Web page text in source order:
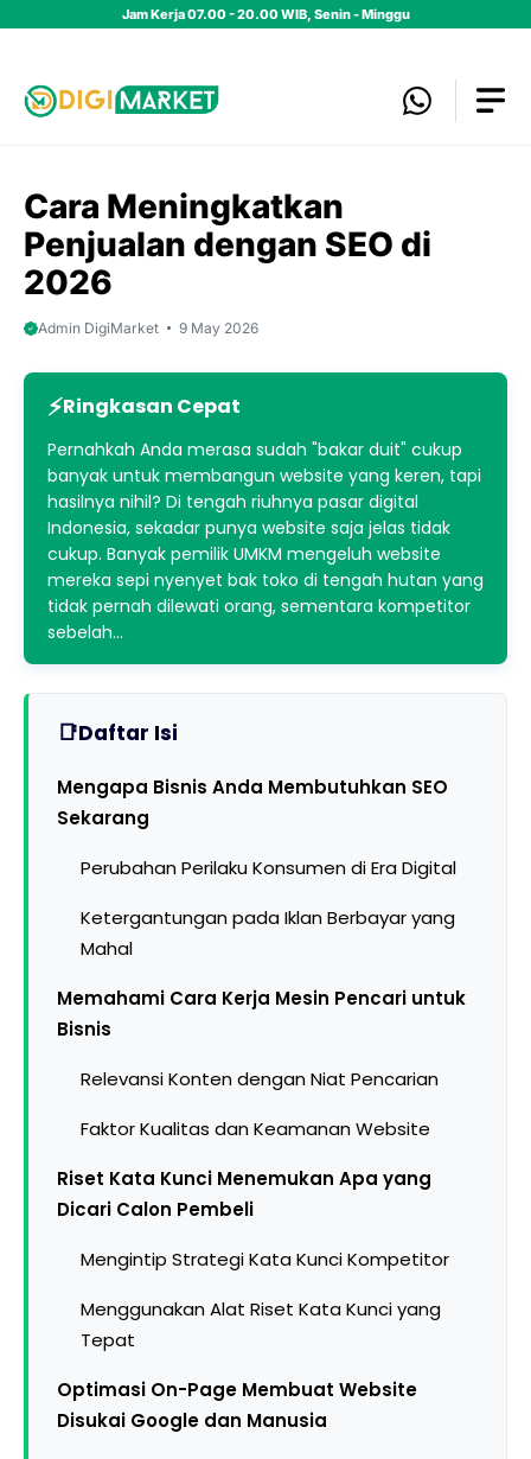
Jam Kerja 07.00 - 20.00 WIB, Senin - Minggu
Cara Meningkatkan
Penjualan dengan SEO di
2026
Admin DigiMarket 9 May 2026
Ringkasan Cepat
Pernahkah Anda merasa sudah "bakar duit" cukup
banyak untuk membangun website yang keren, tapi
hasilnya nihil? Di tengah riuhnya pasar digital
Indonesia, sekadar punya website saja jelas tidak
cukup. Banyak pemilik UMKM mengeluh website
mereka sepi nyenyet bak toko di tengah hutan yang
tidak pernah dilewati orang, sementara kompetitor
sebelah…
Daftar Isi
Mengapa Bisnis Anda Membutuhkan SEO
Sekarang
Perubahan Perilaku Konsumen di Era Digital
Ketergantungan pada Iklan Berbayar yang
Mahal
Memahami Cara Kerja Mesin Pencari untuk
Bisnis
Relevansi Konten dengan Niat Pencarian
Faktor Kualitas dan Keamanan Website
Riset Kata Kunci Menemukan Apa yang
Dicari Calon Pembeli
Mengintip Strategi Kata Kunci Kompetitor
Menggunakan Alat Riset Kata Kunci yang
Tepat
Optimasi On-Page Membuat Website
Disukai Google dan Manusia